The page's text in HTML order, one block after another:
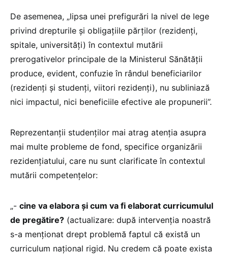
De asemenea, „lipsa unei prefigurări la nivel de lege
privind drepturile și obligațiile părților (rezidenți,
spitale, universități) în contextul mutării
prerogativelor principale de la Ministerul Sănătății
produce, evident, confuzie în rândul beneficiarilor
(rezidenți și studenți, viitori rezidenți), nu subliniază
nici impactul, nici beneficiile efective ale propunerii”.
Reprezentanții studenților mai atrag atenția asupra
mai multe probleme de fond, specifice organizării
rezidențiatului, care nu sunt clarificate în contextul
mutării competențelor:
„- cine va elabora și cum va fi elaborat curricumulul
de pregătire? (actualizare: după intervenția noastră
s-a menționat drept problemă faptul că există un
curriculum național rigid. Nu credem că poate exista